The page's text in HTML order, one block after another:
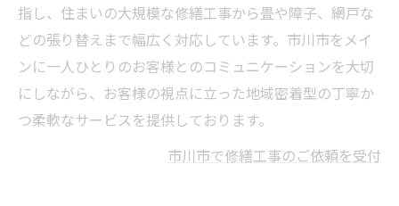
指し、住まいの大規模な修繕工事から畳や障子、網戸な
どの張り替えまで幅広く対応しています。市川市をメイ
ンに一人ひとりのお客様とのコミュニケーションを大切
にしながら、お客様の視点に立った地域密着型の丁寧か
つ柔軟なサービスを提供しております。
市川市で修繕工事のご依頼を受付